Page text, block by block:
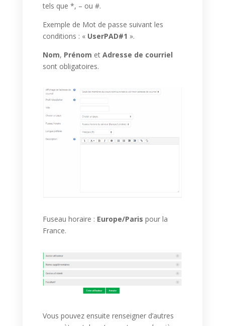
tels que *, – ou #.
Exemple de Mot de passe suivant les
conditions : « UserPAD#1 ».
Nom, Prénom et Adresse de courriel
sont obligatoires.
Fuseau horaire : Europe/Paris pour la
France.
Vous pouvez ensuite renseigner d’autres